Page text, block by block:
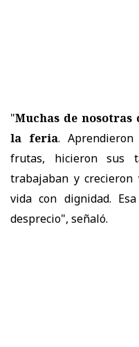
"Muchas de
la feria.
frutas, hicieron sus
trabajaban y
vida con dignidad.
desprecio", señaló.